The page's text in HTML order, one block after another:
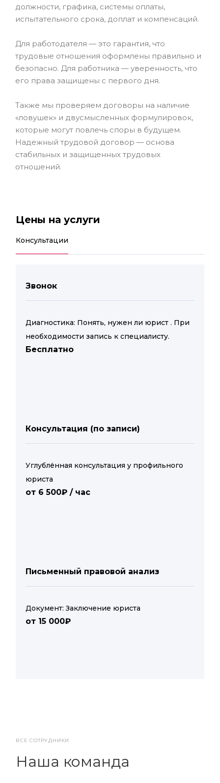
должности, графика, системы оплаты,
испытательного срока, доплат и компенсаций.
Для работодателя — это гарантия, что
трудовые отношения оформлены правильно и
безопасно. Для работника — уверенность, что
его права защищены с первого дня.
Также мы проверяем договоры на наличие
«ловушек» и двусмысленных формулировок,
которые могут повлечь споры в будущем.
Надежный трудовой договор — основа
стабильных и защищенных трудовых
отношений.
Цены на услуги
Консультации
Звонок
Диагностика: Понять, нужен ли юрист . При
необходимости запись к специалисту.
Бесплатно
Консультация (по записи)
Углублённая консультация у профильного
юриста
от 6 500₽ / час
Письменный правовой анализ
Документ: Заключение юриста
от 15 000₽
ВСЕ СОТРУДНИКИ
Наша команда